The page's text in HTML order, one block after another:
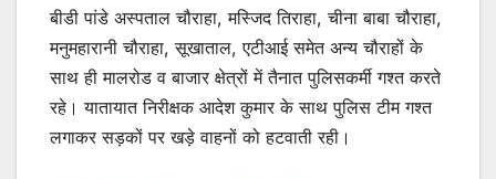
बीडी पांडे अस्पताल चौराहा, मस्जिद तिराहा, चीना बाबा चौराहा,
मनुमहारानी चौराहा, सूखाताल, एटीआई समेत अन्य चौराहों के
साथ ही मालरोड व बाजार क्षेत्रों में तैनात पुलिसकर्मी गश्त करते
रहे। यातायात निरीक्षक आदेश कुमार के साथ पुलिस टीम गश्त
लगाकर सड़कों पर खड़े वाहनों को हटवाती रही।